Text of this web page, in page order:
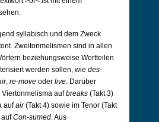
syllabisch und dem Zweck
Zweitonmelismen sind in allen
beziehungsweise Wortteilen
werden sollen, wie des-
, re-move oder live. Darüber
Viertonmelisma aufbreaks (Takt 3)
aufair(Takt 4) sowie im Tenor (Takt
aufCon-sumed. Aus